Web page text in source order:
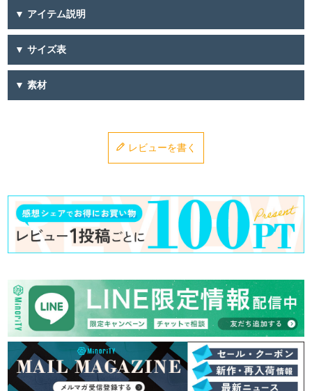
▼ アイテム説明
▼ サイズ表
▼ 素材
レビューを書く